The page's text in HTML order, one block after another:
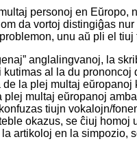
personoj en
da vortoj distingiĝas
unu aŭ pli el
anglalingvanoj, la
al la du prononcoj
plej multaj eŭropanoj
plej multaj eŭropanoj
tiujn vokalojn/
okazus, se ĉiuj
artikoloj en la simpozio,